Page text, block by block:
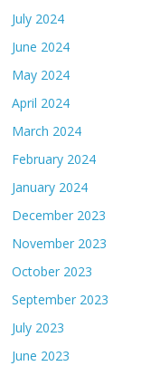
July 2024
June 2024
May 2024
April 2024
March 2024
February 2024
January 2024
December 2023
November 2023
October 2023
September 2023
July 2023
June 2023